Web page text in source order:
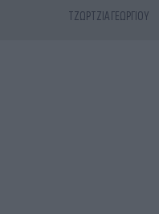
ΤΖΏΡΤΖΙΑ ΓΕΩΡΓΊΟΥ